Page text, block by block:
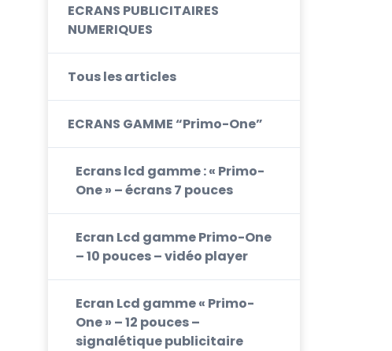
ECRANS PUBLICITAIRES
NUMERIQUES
Tous les articles
ECRANS GAMME “Primo-One”
Ecrans lcd gamme : « Primo-
One » – écrans 7 pouces
Ecran Lcd gamme Primo-One
– 10 pouces – vidéo player
Ecran Lcd gamme « Primo-
One » – 12 pouces –
signalétique publicitaire